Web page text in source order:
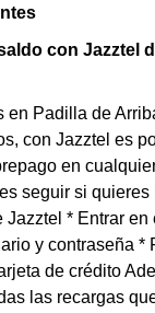
con Jazztel
en Padilla de
con Jazztel es
en
seguir si
Jazztel * Entrar en
y contraseña *
de crédito
las recargas